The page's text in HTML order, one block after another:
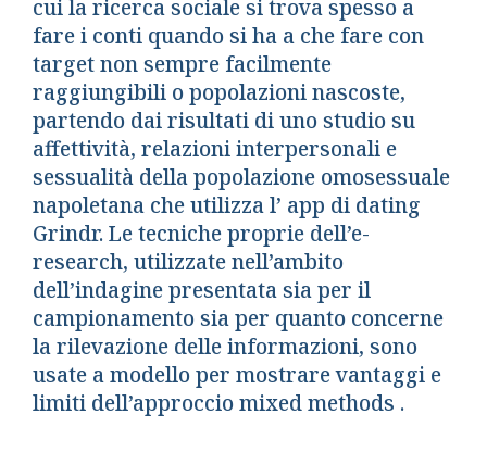
cui la ricerca sociale si trova spesso a
fare i conti quando si ha a che fare con
target non sempre facilmente
raggiungibili o popolazioni nascoste,
partendo dai risultati di uno studio su
affettività, relazioni interpersonali e
sessualità della popolazione omosessuale
napoletana che utilizza l’ app di dating
Grindr. Le tecniche proprie dell’e-
research, utilizzate nell’ambito
dell’indagine presentata sia per il
campionamento sia per quanto concerne
la rilevazione delle informazioni, sono
usate a modello per mostrare vantaggi e
limiti dell’approccio mixed methods .